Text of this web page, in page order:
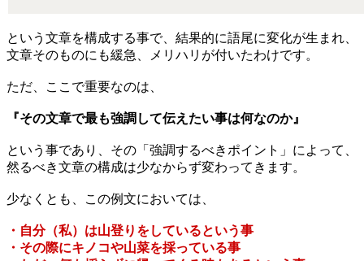
という文章を構成する事で、結果的に語尾に変化が生まれ、
文章そのものにも緩急、メリハリが付いたわけです。
ただ、ここで重要なのは、
『その文章で最も強調して伝えたい事は何なのか』
という事であり、その「強調するべきポイント」によって、
然るべき文章の構成は少なからず変わってきます。
少なくとも、この例文においては、
・自分（私）は山登りをしているという事
・その際にキノコや山菜を採っている事